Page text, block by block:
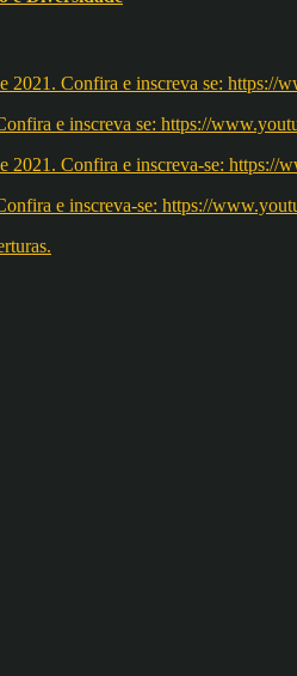
e inscreva se: https://
e inscreva-se: https://